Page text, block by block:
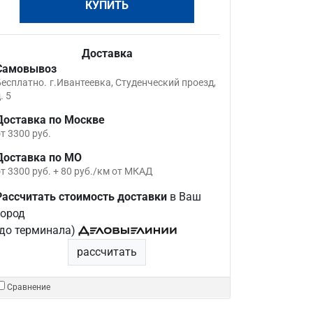
КУПИТЬ
Доставка
г.Ивантеевка, Студенческий проезд,
5
по Москве
3300 руб.
по МО
3300 руб. + 80 руб./км от МКАД
стоимость доставкив Ваш
терминала)
рассчитать
Сравнение